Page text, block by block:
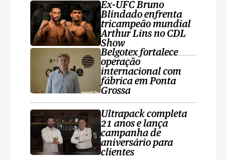
Ex-UFC Bruno
Blindado enfrenta
tricampeão mundial
Arthur Lins no CDL
Show
Belgotex fortalece
operação
internacional com
fábrica em Ponta
Grossa
Ultrapack completa
21 anos e lança
campanha de
aniversário para
clientes